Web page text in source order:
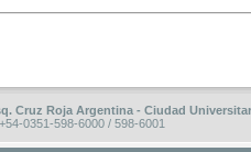
Cruz Roja Argentina - Ciudad
0351-598-6000 / 598-6001